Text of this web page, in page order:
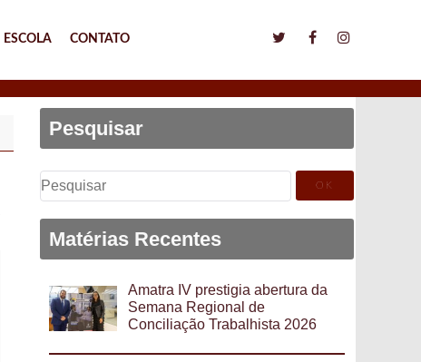
ESCOLA CONTATO
Pesquisar
Pesquisar
por:
Matérias Recentes
Amatra IV prestigia abertura da
Semana Regional de
Conciliação Trabalhista 2026